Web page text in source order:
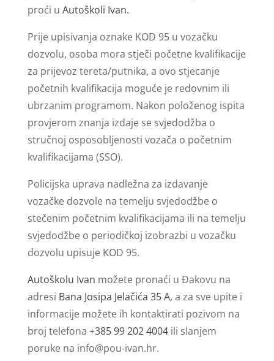
proći u Autoškoli Ivan.
Prije upisivanja oznake KOD 95 u vozačku
dozvolu, osoba mora stječi početne kvalifikacije
za prijevoz tereta/putnika, a ovo stjecanje
početnih kvalifikacija moguće je redovnim ili
ubrzanim programom. Nakon položenog ispita
provjerom znanja izdaje se svjedodžba o
stručnoj osposobljenosti vozača o početnim
kvalifikacijama (SSO).
Policijska uprava nadležna za izdavanje
vozačke dozvole na temelju svjedodžbe o
stečenim početnim kvalifikacijama ili na temelju
svjedodžbe o periodičkoj izobrazbi u vozačku
dozvolu upisuje KOD 95.
Autoškolu Ivan možete pronaći u Đakovu na
adresi Bana Josipa Jelačića 35 A, a za sve upite i
informacije možete ih kontaktirati pozivom na
broj telefona +385 99 202 4004ili slanjem
poruke na info@pou-ivan.hr.